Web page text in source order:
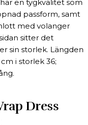
en tygkvalitet som
passform, samt
med volanger
sitter det
sin storlek. Längden
i storlek 36;
Dress